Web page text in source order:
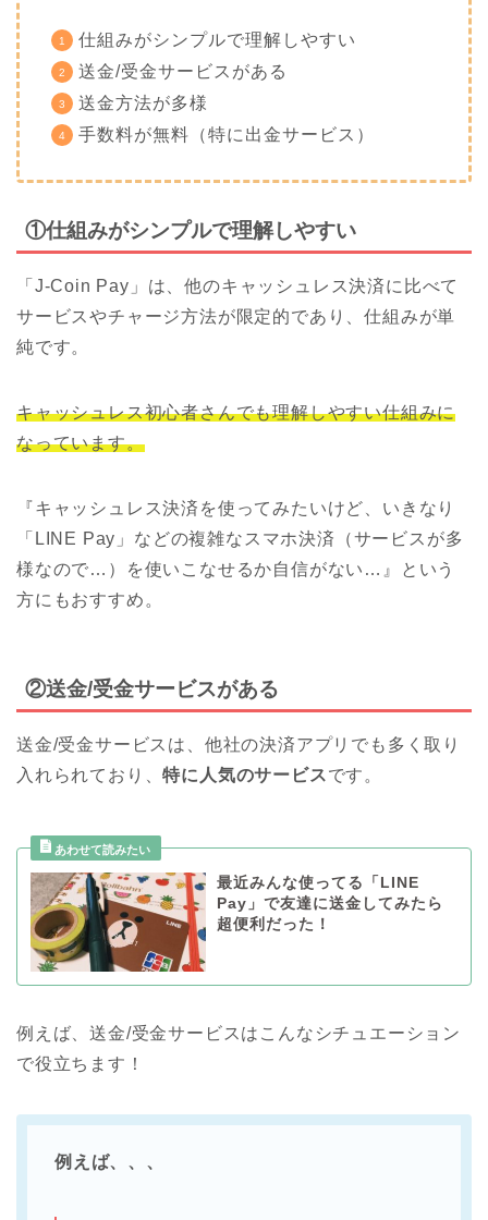
仕組みがシンプルで理解しやすい
送金/受金サービスがある
送金方法が多様
手数料が無料（特に出金サービス）
①仕組みがシンプルで理解しやすい
「J-Coin Pay」は、他のキャッシュレス決済に比べて
サービスやチャージ方法が限定的であり、仕組みが単
純です。
キャッシュレス初心者さんでも理解しやすい仕組みに
なっています。
『キャッシュレス決済を使ってみたいけど、いきなり
「LINE Pay」などの複雑なスマホ決済（サービスが多
様なので…）を使いこなせるか自信がない…』という
方にもおすすめ。
②送金/受金サービスがある
送金/受金サービスは、他社の決済アプリでも多く取り
入れられており、特に人気のサービスです。
最近みんな使ってる「LINE
Pay」で友達に送金してみたら
超便利だった！
例えば、送金/受金サービスはこんなシチュエーション
で役立ちます！
例えば、、、